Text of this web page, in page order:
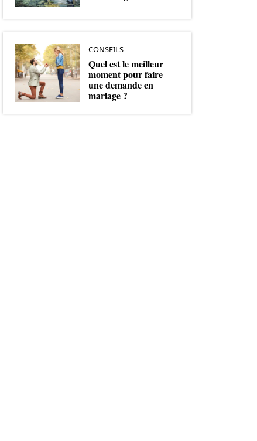
CONSEILS
Quel est le meilleur
moment pour faire
une demande en
mariage ?